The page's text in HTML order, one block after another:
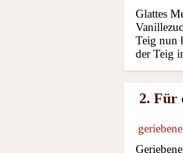
Glattes
Teig nun
der Teig
2. Für